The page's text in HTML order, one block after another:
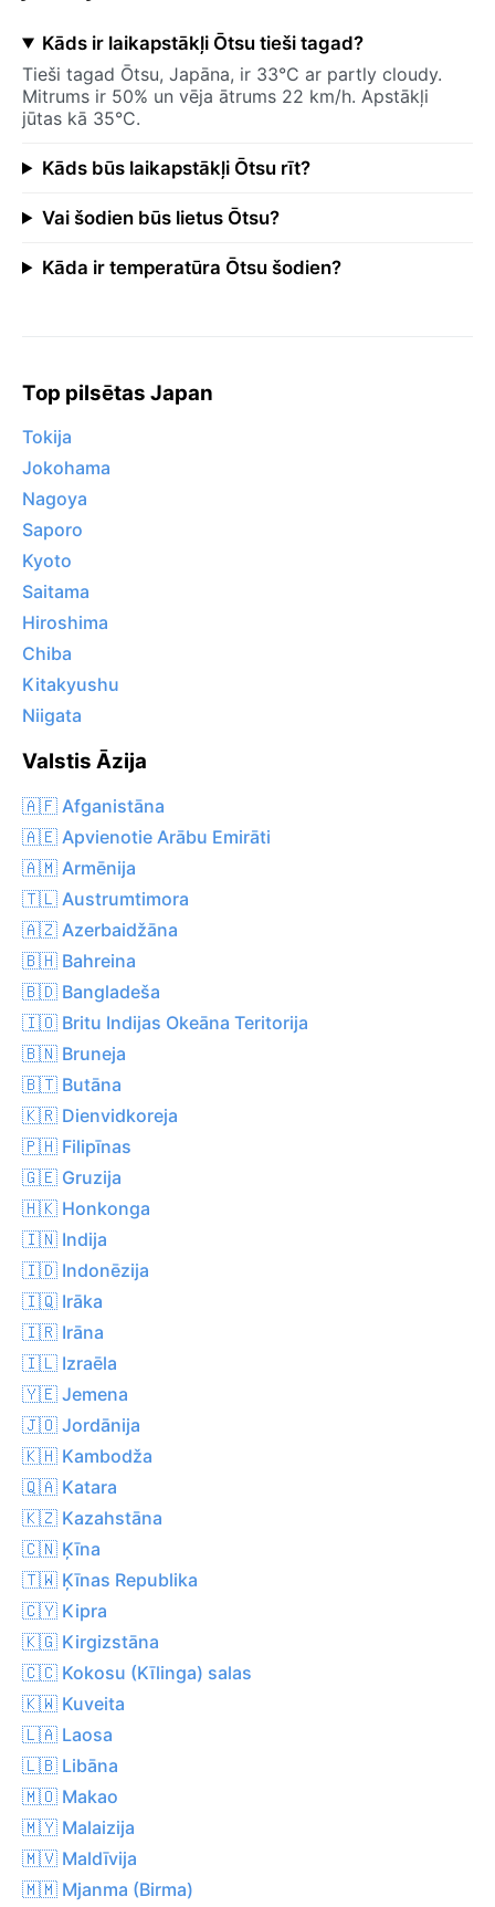
Kāds ir laikapstākļi Ōtsu tieši tagad?
Tieši tagad Ōtsu, Japāna, ir 33°C ar partly cloudy.
Mitrums ir 50% un vēja ātrums 22 km/h. Apstākļi
jūtas kā 35°C.
Kāds būs laikapstākļi Ōtsu rīt?
Vai šodien būs lietus Ōtsu?
Kāda ir temperatūra Ōtsu šodien?
Top pilsētas Japan
Tokija
Jokohama
Nagoya
Saporo
Kyoto
Saitama
Hiroshima
Chiba
Kitakyushu
Niigata
Valstis Āzija
🇦🇫 Afganistāna
🇦🇪 Apvienotie Arābu Emirāti
🇦🇲 Armēnija
🇹🇱 Austrumtimora
🇦🇿 Azerbaidžāna
🇧🇭 Bahreina
🇧🇩 Bangladeša
🇮🇴 Britu Indijas Okeāna Teritorija
🇧🇳 Bruneja
🇧🇹 Butāna
🇰🇷 Dienvidkoreja
🇵🇭 Filipīnas
🇬🇪 Gruzija
🇭🇰 Honkonga
🇮🇳 Indija
🇮🇩 Indonēzija
🇮🇶 Irāka
🇮🇷 Irāna
🇮🇱 Izraēla
🇾🇪 Jemena
🇯🇴 Jordānija
🇰🇭 Kambodža
🇶🇦 Katara
🇰🇿 Kazahstāna
🇨🇳 Ķīna
🇹🇼 Ķīnas Republika
🇨🇾 Kipra
🇰🇬 Kirgizstāna
🇨🇨 Kokosu (Kīlinga) salas
🇰🇼 Kuveita
🇱🇦 Laosa
🇱🇧 Libāna
🇲🇴 Makao
🇲🇾 Malaizija
🇲🇻 Maldīvija
🇲🇲 Mjanma (Birma)